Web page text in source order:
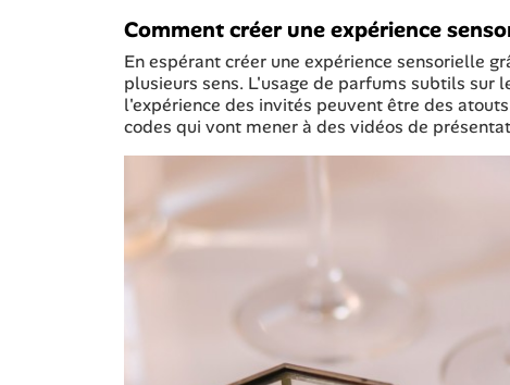
Comment créer une expérience
En espérant créer une expérience sensorielle
plusieurs sens. L'usage de parfums subtils sur
l'expérience des invités peuvent être des
codes qui vont mener à des vidéos de